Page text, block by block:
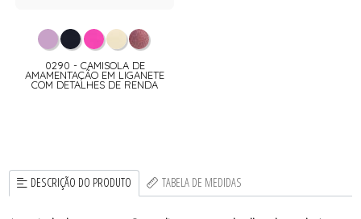
0290 - CAMISOLA DE
AMAMENTAÇÃO EM LIGANETE
COM DETALHES DE RENDA
DESCRIÇÃO DO PRODUTO TABELA DE MEDIDAS